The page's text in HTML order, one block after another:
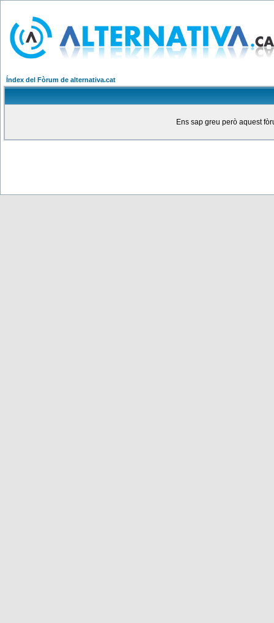
Índex del Fòrum de alternativa.cat
Ens sap greu però aquest